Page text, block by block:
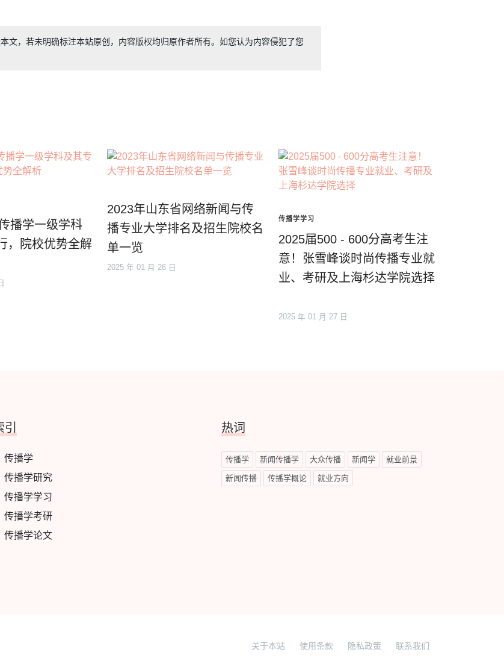
文，若未明确标注本站原创，内容版权均归原作者所有。如您认为内容侵犯了您
播学一级学科
，院校优势全解
2023年山东省网络新闻与传
播专业大学排名及招生院校名
单一览
2025 年 01 月 26 日
传播学学习
2025届500 - 600分高考生注
意！张雪峰谈时尚传播专业就
业、考研及上海杉达学院选择
2025 年 01 月 27 日
引
传播学
传播学研究
传播学学习
传播学考研
传播学论文
热词
传播学 新闻传播学 大众传播 新闻学 就业前景
新闻传播 传播学概论 就业方向
关于本站 使用条款 隐私政策 联系我们